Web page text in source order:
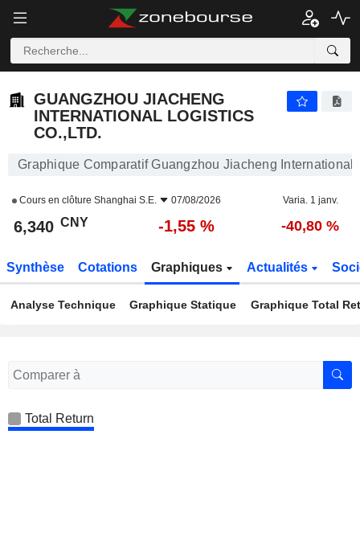
GUANGZHOU JIACHENG
INTERNATIONAL LOGISTICS
CO.,LTD.
Graphique Comparatif Guangzhou Jiacheng International
Cours en clôture Shanghai S.E. 07/08/2026 Varia. 1 janv.
6,340 CNY -1,55 % -40,80 %
Synthèse Cotations Graphiques Actualités
Analyse Technique Graphique Statique Graphique Total
Total Return